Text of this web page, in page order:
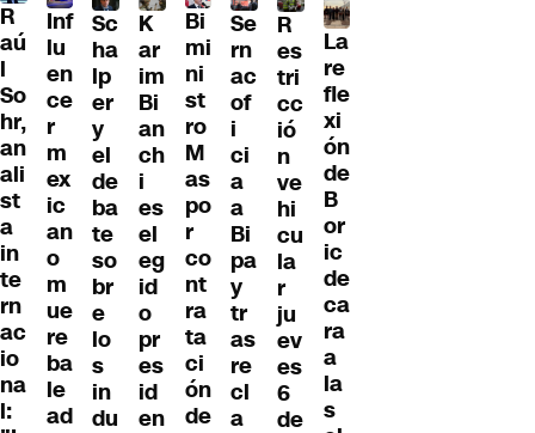
R
aú
l
So
hr,
an
ali
st
a
in
te
rn
ac
io
na
l:
Inf
lu
en
ce
r
m
ex
ic
an
o
m
ue
re
ba
le
ad
Sc
ha
lp
er
y
el
de
ba
te
so
br
e
lo
s
in
du
K
ar
im
Bi
an
ch
i
es
el
eg
id
o
pr
es
id
en
Bi
mi
ni
st
ro
M
as
po
r
co
nt
ra
ta
ci
ón
de
Se
rn
ac
of
i
ci
a
a
Bi
pa
y
tr
as
re
cl
a
R
es
tri
cc
ió
n
ve
hi
cu
la
r
ju
ev
es
6
de
La
re
fle
xi
ón
de
B
or
ic
de
ca
ra
a
la
s